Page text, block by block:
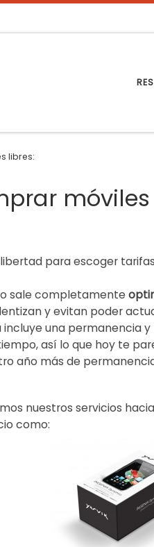
libres:
móviles
para escoger tarifas
sale completamente
y evitan poder
una permanencia
así lo que hoy te
año más de
nuestros servicios
como: